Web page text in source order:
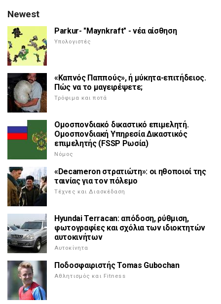
Newest
Parkur- "Maynkraft" - νέα αίσθηση
Υπολογιστές
«Καπνός Παππούς», ή μύκητα-επιτήδειος.
Πώς να το μαγειρέψετε;
Τρόφιμα και ποτά
Ομοσπονδιακό δικαστικό επιμελητή.
Ομοσπονδιακή Υπηρεσία Δικαστικός
επιμελητής (FSSP Ρωσία)
Νόμος
«Decameron στρατιώτη»: οι ηθοποιοί της
ταινίας για τον πόλεμο
Τέχνες και Διασκέδαση
Hyundai Terracan: απόδοση, ρύθμιση,
φωτογραφίες και σχόλια των ιδιοκτητών
αυτοκινήτων
Αυτοκίνητα
Ποδοσφαιριστής Tomas Gubochan
Αθλητισμός και Fitness